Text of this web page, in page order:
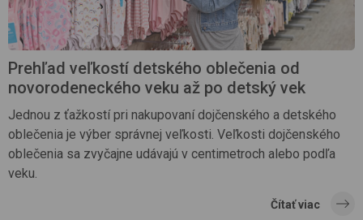
Prehľad veľkostí detského oblečenia od
novorodeneckého veku až po detský vek
Jednou z ťažkostí pri nakupovaní dojčenského a detského
oblečenia je výber správnej veľkosti. Veľkosti dojčenského
oblečenia sa zvyčajne udávajú v centimetroch alebo podľa
veku.
Čítať viac